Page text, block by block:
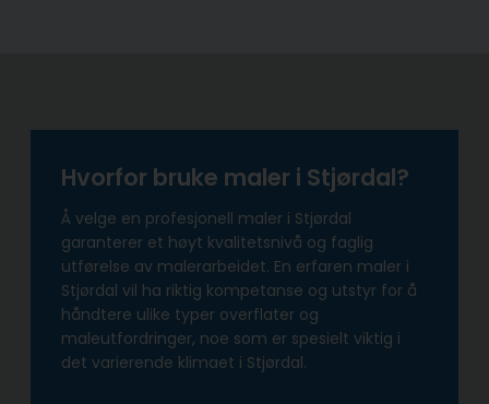
Hvorfor bruke maler i Stjørdal?
Å velge en profesjonell maler i Stjørdal
garanterer et høyt kvalitetsnivå og faglig
utførelse av malerarbeidet. En erfaren maler i
Stjørdal vil ha riktig kompetanse og utstyr for å
håndtere ulike typer overflater og
maleutfordringer, noe som er spesielt viktig i
det varierende klimaet i Stjørdal.